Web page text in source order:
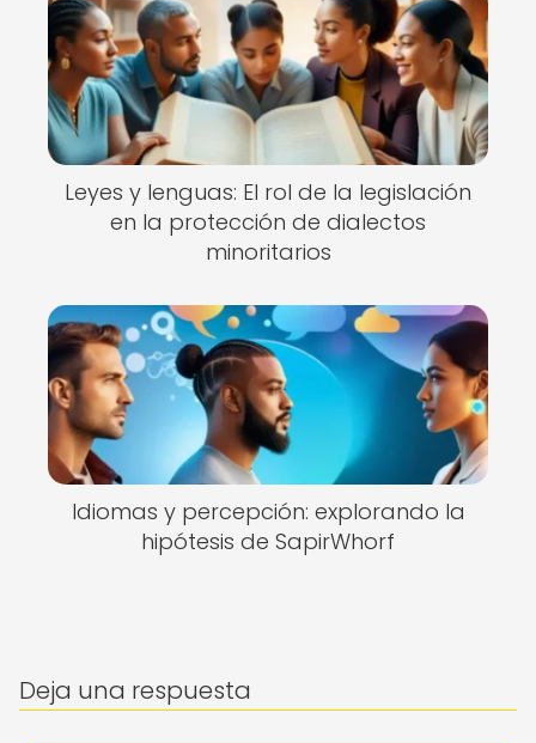
Leyes y lenguas: El rol de la legislación
en la protección de dialectos
minoritarios
Idiomas y percepción: explorando la
hipótesis de SapirWhorf
Deja una respuesta